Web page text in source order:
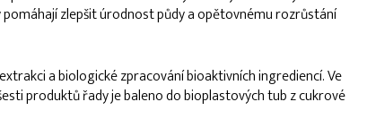
zlepšit úrodnost půdy a opětovnému rozrůstání
a biologické zpracování bioaktivních ingrediencí. Ve
produktů řady je baleno do bioplastových tub z cukrové